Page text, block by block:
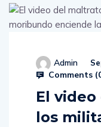
Admin
Comments (
El
los